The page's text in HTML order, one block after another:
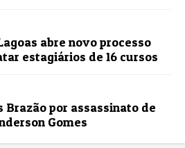
abre novo processo
estagiários de 16 cursos
Brazão por assassinato de
Gomes